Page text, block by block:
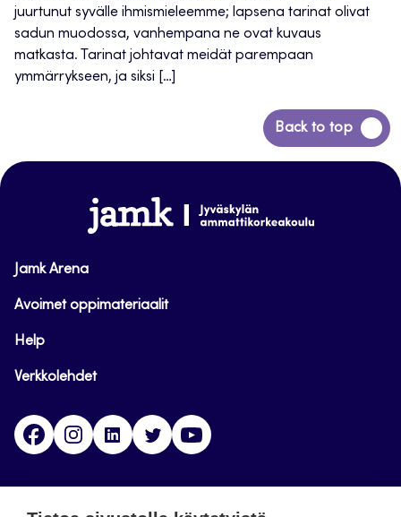
juurtunut syvälle ihmismieleemme; lapsena tarinat olivat
sadun muodossa, vanhempana ne ovat kuvaus
matkasta. Tarinat johtavat meidät parempaan
ymmärrykseen, ja siksi […]
Back to top
Siirry
takaisin
www.jamk.fi
Jamk Arena
Avoimet oppimateriaalit
Help
Verkkolehdet
FacebookInstagramLinkedinTwitter